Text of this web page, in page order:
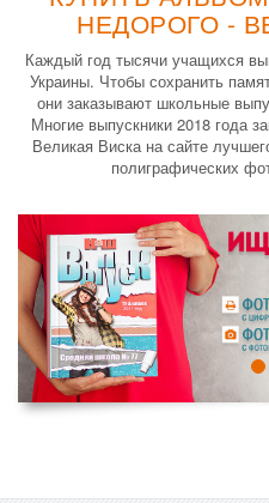
НЕДОРОГО -
Каждый год тысячи учащихся
Украины. Чтобы сохранить
они заказывают школьные
Многие выпускники 2018 года
Великая Виска на сайте
полиграфических